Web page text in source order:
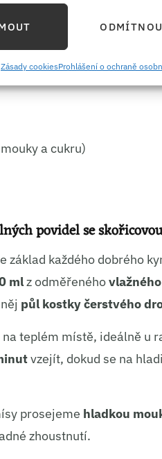
na základě automaticky přenášených
údajů o zeměpisné
požadovaných informací.
Poskytování a zobrazování
Zásady cookiesProhlášení o ochraně
a cukru)
povidel se
základ každého dobrého
mlz odměřeného
půl kostky čerstvého
teplém místě, ideálně u
vzejít, dokud se na
prosejeme hladkou
zhoustnutí.